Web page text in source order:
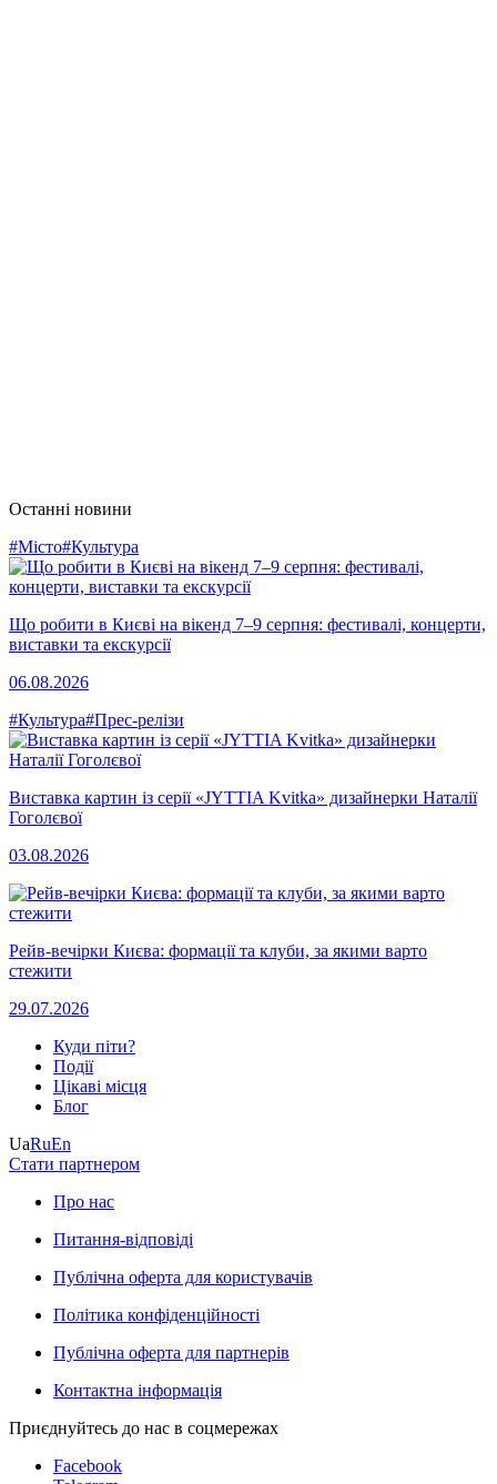
Останні новини
#Місто#Культура
Що робити в Києві на вікенд 7–9 серпня: фестивалі, концерти,
виставки та екскурсії
06.08.2026
#Культура#Прес-релізи
Виставка картин із серії «JYTTIA Kvitka» дизайнерки Наталії
Гоголєвої
03.08.2026
Рейв-вечірки Києва: формації та клуби, за якими варто
стежити
29.07.2026
Куди піти?
Події
Цікаві місця
Блог
UaRuEn
Стати партнером
Про нас
Питання-відповіді
Публічна оферта для користувачів
Політика конфіденційності
Публічна оферта для партнерів
Контактна інформація
Приєднуйтесь до нас в соцмережах
Facebook